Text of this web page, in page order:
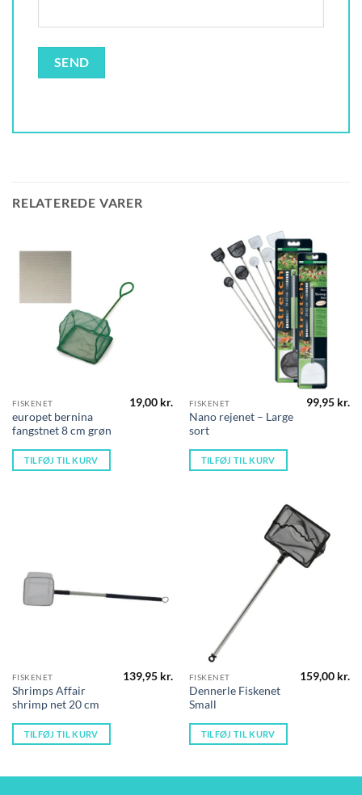
RELATEREDE VARER
FISKENET
europet bernina
fangstnet 8 cm grøn
19,00 kr.
TILFØJ TIL KURV
FISKENET
Nano rejenet – Large
sort
99,95 kr.
TILFØJ TIL KURV
FISKENET
Shrimps Affair
shrimp net 20 cm
139,95 kr.
TILFØJ TIL KURV
FISKENET
Dennerle Fiskenet
Small
159,00 kr.
TILFØJ TIL KURV